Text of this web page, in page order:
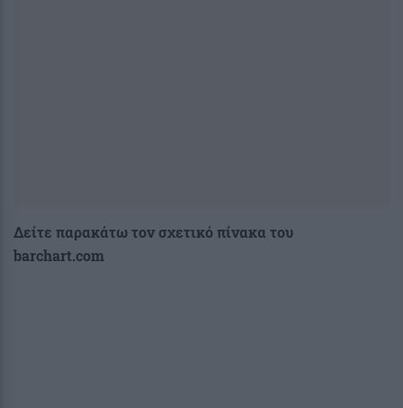
Δείτε παρακάτω τον σχετικό πίνακα του
barchart.com